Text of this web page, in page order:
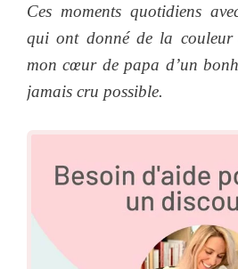
Ces moments quotidiens
qui ont donné de la
mon cœur de papa d’un
jamais cru possible.